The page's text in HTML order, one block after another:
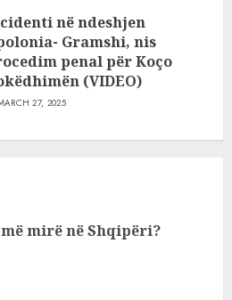
në ndeshjen
Gramshi, nis
penal për Koço
(VIDEO)
27, 2025
mirë në Shqipëri?